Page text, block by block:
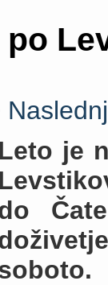
po
Leto je